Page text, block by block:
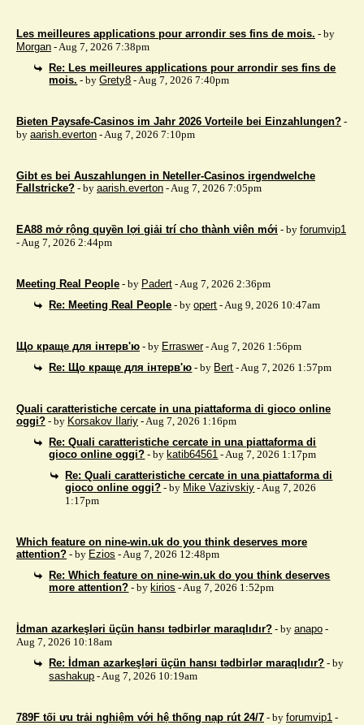
Les meilleures applications pour arrondir ses fins de mois. - by
Morgan - Aug 7, 2026 7:38pm
Re: Les meilleures applications pour arrondir ses fins de
mois. - byGrety8 - Aug 7, 2026 7:40pm
Bieten Paysafe-Casinos im Jahr 2026 Vorteile bei Einzahlungen? -
by aarish.everton - Aug 7, 2026 7:10pm
Gibt es bei Auszahlungen in Neteller-Casinos irgendwelche
Fallstricke? - by aarish.everton - Aug 7, 2026 7:05pm
EA88 mở rộng quyền lợi giải trí cho thành viên mới - by forumvip1
- Aug 7, 2026 2:44pm
Meeting Real People - by Padert - Aug 7, 2026 2:36pm
Re: Meeting Real People - byopert - Aug 9, 2026 10:47am
Що краще для інтерв'ю - by Erraswer- Aug 7, 2026 1:56pm
Re: Що краще для інтерв'ю - by Bert - Aug 7, 2026 1:57pm
Quali caratteristiche cercate in una piattaforma di gioco online
oggi? - by Korsakov Ilariy - Aug 7, 2026 1:16pm
Re: Quali caratteristiche cercate in una piattaforma di
gioco online oggi? - by katib64561 - Aug 7, 2026 1:17pm
Re: Quali caratteristiche cercate in una piattaforma di
gioco online oggi? - by Mike Vazivskiy - Aug 7, 2026
1:17pm
Which feature on nine-win.uk do you think deserves more
attention? - by Ezios - Aug 7, 2026 12:48pm
Re: Which feature on nine-win.uk do you think deserves
more attention? - by kirios - Aug 7, 2026 1:52pm
İdman azarkeşləri üçün hansı tədbirlər maraqlıdır? - by anapo -
Aug 7, 2026 10:18am
Re: İdman azarkeşləri üçün hansı tədbirlər maraqlıdır? - by
sashakup - Aug 7, 2026 10:19am
789F tối ưu trải nghiệm với hệ thống nạp rút 24/7 - by forumvip1 -